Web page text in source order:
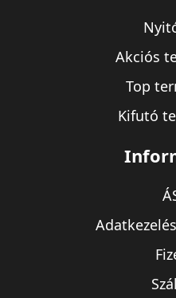
Akciós
Top
Kifutó